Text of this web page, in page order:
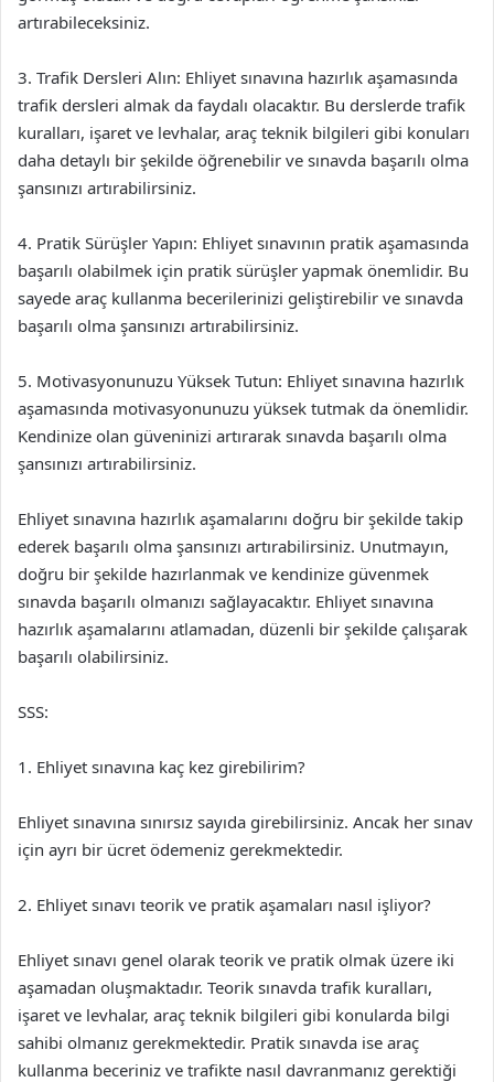
artırabileceksiniz.
3. Trafik Dersleri Alın: Ehliyet sınavına hazırlık aşamasında
trafik dersleri almak da faydalı olacaktır. Bu derslerde trafik
kuralları, işaret ve levhalar, araç teknik bilgileri gibi konuları
daha detaylı bir şekilde öğrenebilir ve sınavda başarılı olma
şansınızı artırabilirsiniz.
4. Pratik Sürüşler Yapın: Ehliyet sınavının pratik aşamasında
başarılı olabilmek için pratik sürüşler yapmak önemlidir. Bu
sayede araç kullanma becerilerinizi geliştirebilir ve sınavda
başarılı olma şansınızı artırabilirsiniz.
5. Motivasyonunuzu Yüksek Tutun: Ehliyet sınavına hazırlık
aşamasında motivasyonunuzu yüksek tutmak da önemlidir.
Kendinize olan güveninizi artırarak sınavda başarılı olma
şansınızı artırabilirsiniz.
Ehliyet sınavına hazırlık aşamalarını doğru bir şekilde takip
ederek başarılı olma şansınızı artırabilirsiniz. Unutmayın,
doğru bir şekilde hazırlanmak ve kendinize güvenmek
sınavda başarılı olmanızı sağlayacaktır. Ehliyet sınavına
hazırlık aşamalarını atlamadan, düzenli bir şekilde çalışarak
başarılı olabilirsiniz.
SSS:
1. Ehliyet sınavına kaç kez girebilirim?
Ehliyet sınavına sınırsız sayıda girebilirsiniz. Ancak her sınav
için ayrı bir ücret ödemeniz gerekmektedir.
2. Ehliyet sınavı teorik ve pratik aşamaları nasıl işliyor?
Ehliyet sınavı genel olarak teorik ve pratik olmak üzere iki
aşamadan oluşmaktadır. Teorik sınavda trafik kuralları,
işaret ve levhalar, araç teknik bilgileri gibi konularda bilgi
sahibi olmanız gerekmektedir. Pratik sınavda ise araç
kullanma beceriniz ve trafikte nasıl davranmanız gerektiği